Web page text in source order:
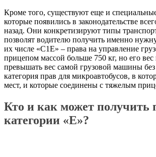
Кроме того, существуют еще и
которые появились в законодательстве
назад. Они конкретизируют типы
позволят водителю получить именно
их числе «С1Е» – права на управление
прицепом массой больше 750 кг, но его
превышать вес самой грузовой машины
категория прав для микроавтобусов, в
мест, и которые соединены с тяжелым
Кто и как может получить
категории «Е»?